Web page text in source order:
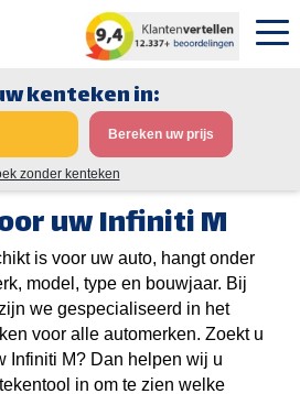
kenteken in:
Bereken uw prijs
zonder kenteken
uw Infiniti M
is voor uw auto, hangt onder
model, type en bouwjaar. Bij
we gespecialiseerd in het
voor alle automerken. Zoekt u
Infiniti M? Dan helpen wij u
in om te zien welke